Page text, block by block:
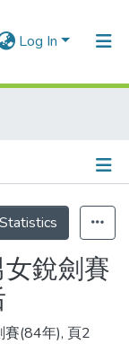
Log In
Statistics
銳劍賽
賽(84年), 頁2